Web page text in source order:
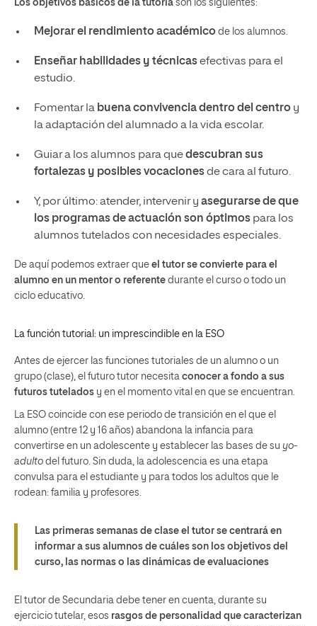
Los objetivos básicos de la tutoría son los siguientes:
Mejorar el rendimiento académico de los alumnos.
Enseñar habilidades y técnicasefectivas para el
estudio.
Fomentar la buena convivencia dentro del centroy
la adaptación del alumnado a la vida escolar.
Guiar a los alumnos para quedescubran sus
fortalezas y posibles vocacionesde cara al futuro.
Y, por último: atender, intervenir y asegurarse de que
los programas de actuación son óptimospara los
alumnos tutelados con necesidades especiales.
De aquí podemos extraer que el tutor se convierte para el
alumno en un mentor o referente durante el curso o todo un
ciclo educativo.
La función tutorial: un imprescindible en la ESO
Antes de ejercer las funciones tutoriales de un alumno o un
grupo (clase), el futuro tutor necesita conocer a fondo a sus
futuros tutelados y en el momento vital en que se encuentran.
La ESO coincide con ese periodo de transición en el que el
alumno (entre 12 y 16 años) abandona la infancia para
convertirse en un adolescente y establecer las bases de su yo-
adulto del futuro. Sin duda, la adolescencia es una etapa
convulsa para el estudiante y para todos los adultos que le
rodean: familia y profesores.
Las primeras semanas de clase el tutor se centrará en
informar a sus alumnos de cuáles son los objetivos del
curso, las normas o las dinámicas de evaluaciones
El tutor de Secundaria debe tener en cuenta, durante su
ejercicio tutelar, esos rasgos de personalidad que caracterizan